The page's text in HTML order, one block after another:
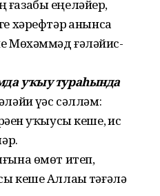
ғазабы еңеләйер,
хәрефтәр һанынса
Мөхәммәд ғәләйһис-
уҡыу тураһында
үәс сәлләм:
уҡыусы кеше, һис
өмөт итеп,
кеше Аллаһы тәғәлә